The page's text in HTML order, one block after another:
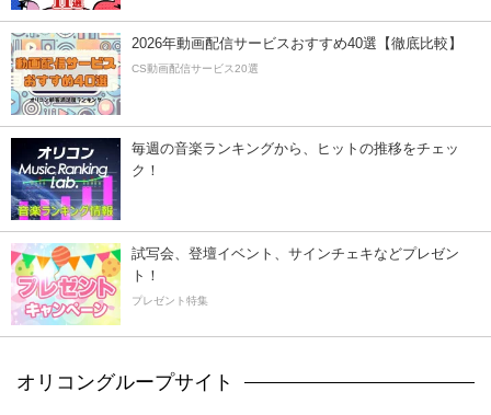
2026年動画配信サービスおすすめ40選【徹底比較】
CS動画配信サービス20選
毎週の音楽ランキングから、ヒットの推移をチェッ
ク！
試写会、登壇イベント、サインチェキなどプレゼン
ト！
プレゼント特集
オリコングループサイト